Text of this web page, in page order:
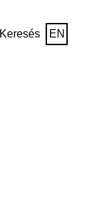
Keresés EN